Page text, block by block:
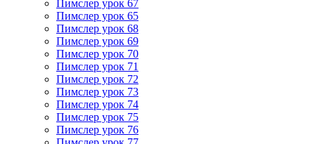
Пимслер урок 67
Пимслер урок 65
Пимслер урок 68
Пимслер урок 69
Пимслер урок 70
Пимслер урок 71
Пимслер урок 72
Пимслер урок 73
Пимслер урок 74
Пимслер урок 75
Пимслер урок 76